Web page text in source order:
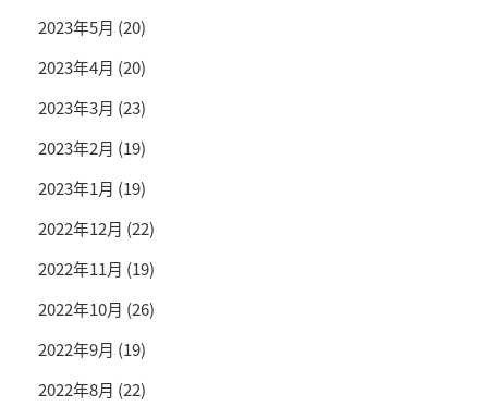
2023年5月 (20)
2023年4月 (20)
2023年3月 (23)
2023年2月 (19)
2023年1月 (19)
2022年12月 (22)
2022年11月 (19)
2022年10月 (26)
2022年9月 (19)
2022年8月 (22)